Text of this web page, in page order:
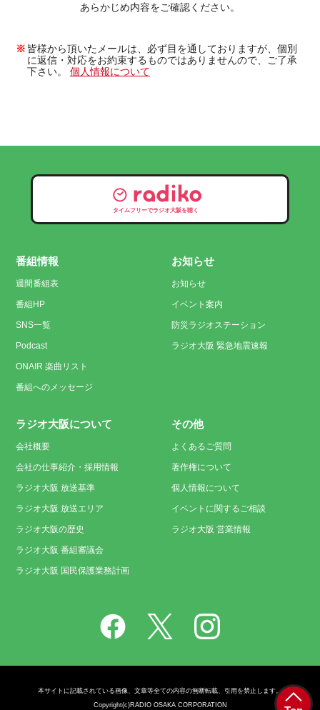
あらかじめ内容をご確認ください。
皆様から頂いたメールは、必ず目を通しておりますが、個別
に返信・対応をお約束するものではありませんので、ご了承
下さい。 個人情報について
タイムフリーでラジオ大阪を聴く
番組情報
週間番組表
番組HP
SNS一覧
Podcast
ONAIR 楽曲リスト
番組へのメッセージ
お知らせ
お知らせ
イベント案内
防災ラジオステーション
ラジオ大阪 緊急地震速報
ラジオ大阪について
会社概要
会社の仕事紹介・採用情報
ラジオ大阪 放送基準
ラジオ大阪 放送エリア
ラジオ大阪の歴史
ラジオ大阪 番組審議会
ラジオ大阪 国民保護業務計画
その他
よくあるご質問
著作権について
個人情報について
イベントに関するご相談
ラジオ大阪 営業情報
本サイトに記載されている画像、文章等全ての内容の無断転載、引用を禁止します。
Copyright(c)RADIO OSAKA CORPORATION